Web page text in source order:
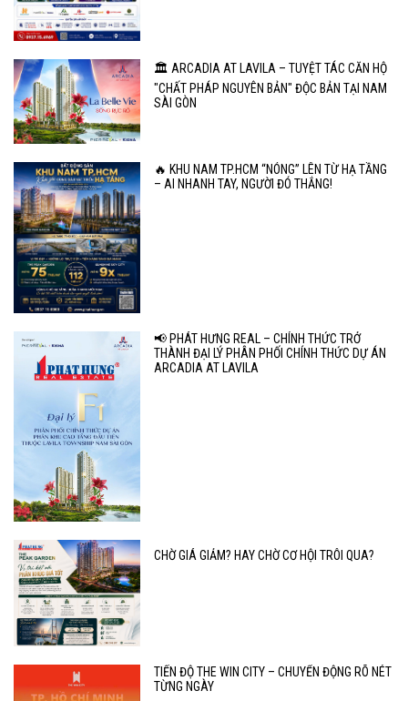
🏛️ ARCADIA AT LAVILA – TUYỆT TÁC CĂN HỘ
"CHẤT PHÁP NGUYÊN BẢN" ĐỘC BẢN TẠI NAM
SÀI GÒN
🔥 KHU NAM TP.HCM “NÓNG” LÊN TỪ HẠ TẦNG
– AI NHANH TAY, NGƯỜI ĐÓ THẮNG!
📢 PHÁT HƯNG REAL – CHÍNH THỨC TRỞ
THÀNH ĐẠI LÝ PHÂN PHỐI CHÍNH THỨC DỰ ÁN
ARCADIA AT LAVILA
CHỜ GIÁ GIẢM? HAY CHỜ CƠ HỘI TRÔI QUA?
TIẾN ĐỘ THE WIN CITY – CHUYỂN ĐỘNG RÕ NÉT
TỪNG NGÀY